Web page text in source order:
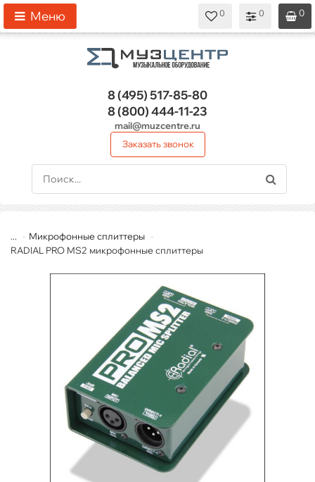
0
0
0
Меню
8 (495)517-85-80
8 (800)444-11-23
mail@muzcentre.ru
Заказать звонок
...
Микрофонные сплиттеры
RADIAL PRO MS2 микрофонные сплиттеры